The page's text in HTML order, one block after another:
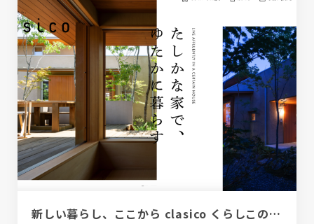
新しい暮らし、ここから clasico くらしこの家｜株式会社野村建設